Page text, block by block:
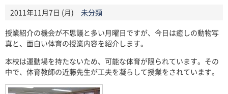
2011年11月7日 (月)
未分類
授業紹介の機会が不思議と多い月曜日ですが、今日は癒しの動物写
真と、面白い体育の授業内容を紹介します。
本校は運動場を持たないため、可能な体育が限られています。その
中で、体育教師の近藤先生が工夫を凝らして授業をされています。